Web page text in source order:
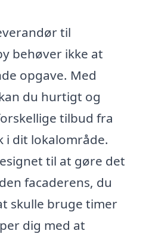
til
behøver ikke at
opgave. Med
du hurtigt og
tilbud fra
i dit lokalområde.
til at gøre det
facaderens, du
skulle bruge timer
dig med at